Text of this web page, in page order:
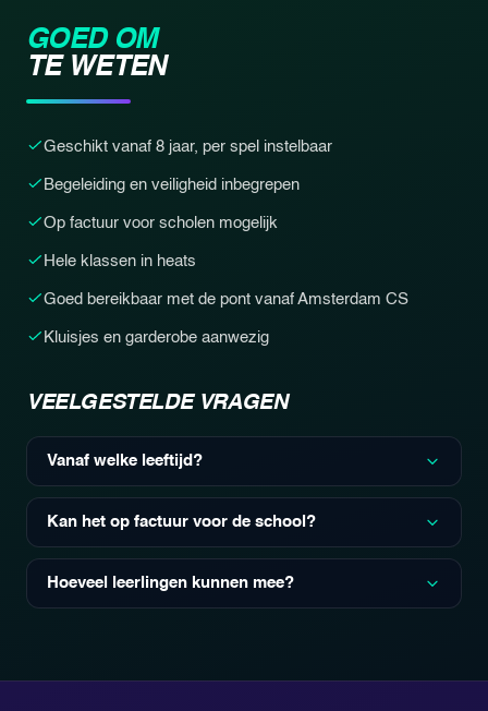
GOED OM
TE WETEN
Geschikt vanaf 8 jaar, per spel instelbaar
Begeleiding en veiligheid inbegrepen
Op factuur voor scholen mogelijk
Hele klassen in heats
Goed bereikbaar met de pont vanaf Amsterdam CS
Kluisjes en garderobe aanwezig
VEELGESTELDE VRAGEN
Vanaf welke leeftijd?
Vanaf 8 jaar; de spellen stellen we kindvriendelijk in per
groep.
Kan het op factuur voor de school?
Ja, we maken een voorstel op maat op factuur, vraag
het aan via de link.
Hoeveel leerlingen kunnen mee?